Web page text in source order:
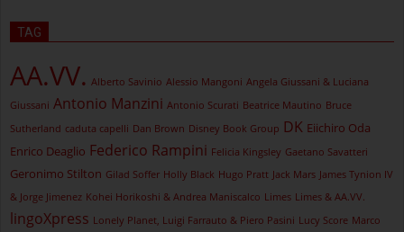
TAG
AA.VV. Alberto Savinio Alessio Mangoni Angela Giussani & Luciana
Giussani Antonio Manzini Antonio Scurati Beatrice Mautino Bruce
Sutherland caduta capelli Dan Brown Disney Book Group DK Eiichiro Oda
Enrico Deaglio Federico Rampini Felicia Kingsley Gaetano Savatteri
Geronimo Stilton Gilad Soffer Holly Black Hugo Pratt Jack Mars James Tynion IV
& Jorge Jimenez Kohei Horikoshi & Andrea Maniscalco Limes Limes & AA.VV.
lingoXpress Lonely Planet, Luigi Farrauto & Piero Pasini Lucy Score Marco